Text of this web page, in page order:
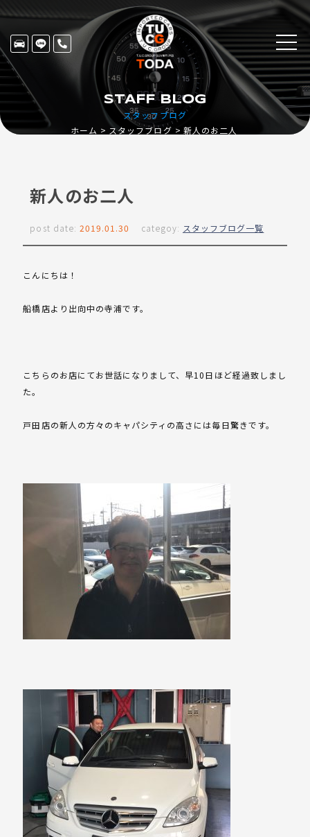
スタッフブログ
STAFF BLOG
ホーム スタッフブログ 新人のお二人
新人のお二人
post date: 2019.01.30 categoy: スタッフブログ一覧
こんにちは！
船橋店より出向中の寺浦です。
こちらのお店にてお世話になりまして、早10日ほど経過致しまし
た。
戸田店の新人の方々のキャパシティの高さには毎日驚きです。